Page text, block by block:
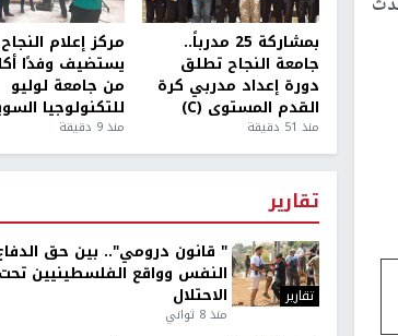
بمشاركة 25 مدرباً..
جامعة النجاح تطلق
دورة إعداد مدربي كرة
القدم المستوى (C)
منذ 51 دقيقة
مركز إعلام النجاح
يستضيف وفدًا
من جامعة لوليو
للتكنولوجيا
منذ 9 دقيقة
تقارير
تقارير
" قانون درومي".. بين حق
النفس وواقع الفلسطينيين تحت
الاحتلال
منذ 8 ثواني